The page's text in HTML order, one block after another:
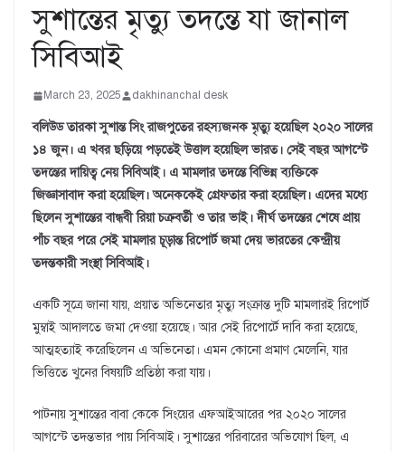
সুশান্তের মৃত্যু তদন্তে যা জানাল
সিবিআই
March 23, 2025 dakhinanchal desk
বলিউড তারকা সুশান্ত সিং রাজপুতের রহস্যজনক মৃত্যু হয়েছিল ২০২০ সালের
১৪ জুন। এ খবর ছড়িয়ে পড়তেই উত্তাল হয়েছিল ভারত। সেই বছর আগস্টে
তদন্তের দায়িত্ব নেয় সিবিআই। এ মামলার তদন্তে বিভিন্ন ব্যক্তিকে
জিজ্ঞাসাবাদ করা হয়েছিল। অনেককেই গ্রেফতার করা হয়েছিল। এদের মধ্যে
ছিলেন সুশান্তের বান্ধবী রিয়া চক্রবর্তী ও তার ভাই। দীর্ঘ তদন্তের শেষে প্রায়
পাঁচ বছর পরে সেই মামলার চূড়ান্ত রিপোর্ট জমা দেয় ভারতের কেন্দ্রীয়
তদন্তকারী সংস্থা সিবিআই।
একটি সূত্রে জানা যায়, প্রয়াত অভিনেতার মৃত্যু সংক্রান্ত দুটি মামলারই রিপোর্ট
মুম্বাই আদালতে জমা দেওয়া হয়েছে। আর সেই রিপোর্টে দাবি করা হয়েছে,
আত্মহত্যাই করেছিলেন এ অভিনেতা। এমন কোনো প্রমাণ মেলেনি, যার
ভিত্তিতে খুনের বিষয়টি প্রতিষ্ঠা করা যায়।
পাটনায় সুশান্তের বাবা কেকে সিংয়ের এফআইআরের পর ২০২০ সালের
আগস্টে তদন্তভার পায় সিবিআই। সুশান্তের পরিবারের অভিযোগ ছিল, এ